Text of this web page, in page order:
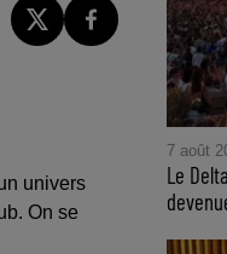
univers
On se
7 août
Le